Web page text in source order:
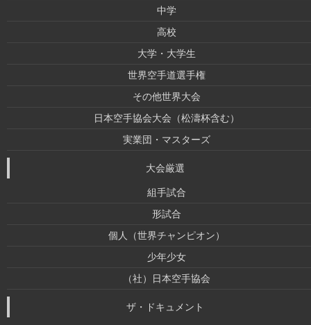
中学
高校
大学・大学生
世界空手道選手権
その他世界大会
日本空手協会大会（松濤杯含む）
実業団・マスターズ
大会厳選
組手試合
形試合
個人（世界チャンピオン）
少年少女
（社）日本空手協会
ザ・ドキュメント